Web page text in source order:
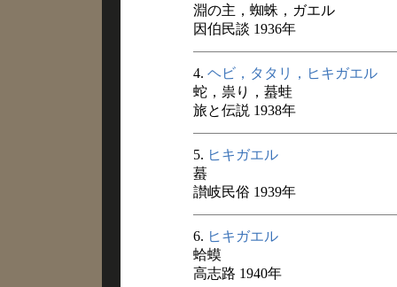
淵の主，蜘蛛，ガエル
因伯民談 1936年
4. ヘビ，タタリ，ヒキガエル
蛇，祟り，蟇蛙
旅と伝説 1938年
5. ヒキガエル
蟇
讃岐民俗 1939年
6. ヒキガエル
蛤蟆
高志路 1940年